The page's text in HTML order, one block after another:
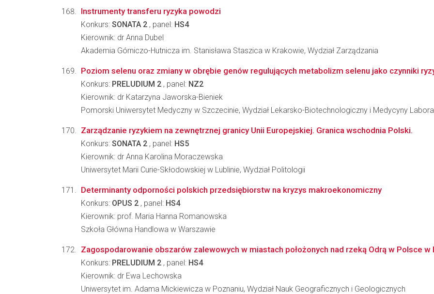
Instrumenty transferu ryzyka powodzi
Konkurs: SONATA 2 , panel: HS4
Kierownik: dr Anna Dubel
Akademia Górniczo-Hutnicza im. Stanisława Staszica w Krakowie, Wydział Zarządzania
Poziom selenu oraz zmiany w obrębie genów regulujących metabolizm selenu jako czynniki
Konkurs: PRELUDIUM 2 , panel: NZ2
Kierownik: dr Katarzyna Jaworska-Bieniek
Pomorski Uniwersytet Medyczny w Szczecinie, Wydział Lekarsko-Biotechnologiczny i Medycyny
Zarządzanie ryzykiem na zewnętrznej granicy Unii Europejskiej. Granica wschodnia Polski.
Konkurs: SONATA 2 , panel: HS5
Kierownik: dr Anna Karolina Moraczewska
Uniwersytet Marii Curie-Skłodowskiej w Lublinie, Wydział Politologii
Determinanty odporności polskich przedsiębiorstw na kryzys makroekonomiczny
Konkurs: OPUS 2 , panel: HS4
Kierownik: prof. Maria Hanna Romanowska
Szkoła Główna Handlowa w Warszawie
Zagospodarowanie obszarów zalewowych w miastach położonych nad rzeką Odrą w Polsce
Konkurs: PRELUDIUM 2 , panel: HS4
Kierownik: dr Ewa Lechowska
Uniwersytet im. Adama Mickiewicza w Poznaniu, Wydział Nauk Geograficznych i Geologicznych